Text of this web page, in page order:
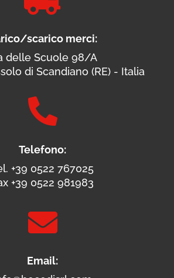
scarico merci:
delle Scuole 98/A
di Scandiano (RE) - Italia

Telefono:
+39 0522 767025
+39 0522 981983

Email: